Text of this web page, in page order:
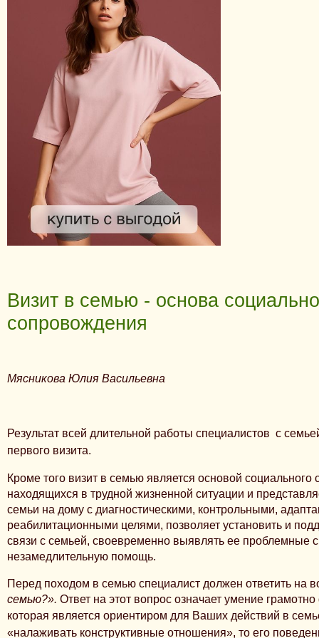
Визит в семью - основа
сопровождения
Мясникова Юлия Васильевна
Результат всей длительной работы специалистов с
первого визита.
Кроме того визит в семью является основой
находящихся в трудной жизненной ситуации и
семьи на дому с диагностическими, контрольными,
реабилитационными целями, позволяет установить и
связи с семьей, своевременно выявлять ее проблемные
незамедлительную помощь.
Перед походом в семью специалист должен ответить на
семью?». Ответ на этот вопрос означает умение
которая является ориентиром для Ваших действий в
«налаживать конструктивные отношения», то его